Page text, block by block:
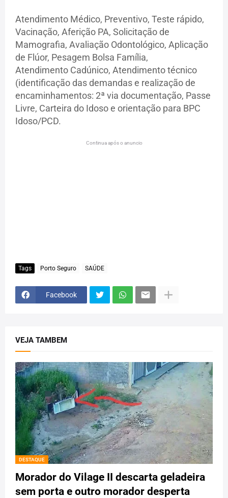
Atendimento Médico, Preventivo, Teste rápido,
Vacinação, Aferição PA, Solicitação de
Mamografia, Avaliação Odontológico, Aplicação
de Flúor, Pesagem Bolsa Família,
Atendimento Cadúnico, Atendimento técnico
(identificação das demandas e realização de
encaminhamentos: 2ª via documentação, Passe
Livre, Carteira do Idoso e orientação para BPC
Idoso/PCD.
Continua após o anuncio
Tags Porto Seguro SAÚDE
Facebook
VEJA TAMBEM
DESTAQUE
Morador do Vilage II descarta geladeira
sem porta e outro morador desperta